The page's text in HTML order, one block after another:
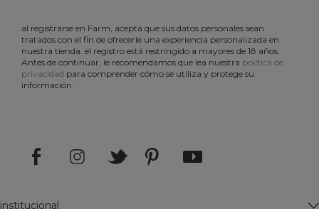
al registrarse en Farm, acepta que sus datos personales sean
tratados con el fin de ofrecerle una experiencia personalizada en
nuestra tienda. el registro está restringido a mayores de 18 años.
Antes de continuar, le recomendamos que lea nuestra política de
privacidad para comprender cómo se utiliza y protege su
información.
institucional